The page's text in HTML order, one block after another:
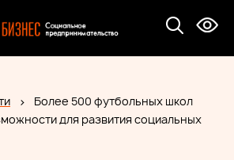
Более 500 футбольных школ
для развития социальных